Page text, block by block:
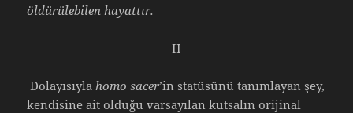
öldürülebilen hayattır.
II
Dolayısıyla homo sacer’in statüsünü tanımlayan şey,
kendisine ait olduğu varsayılan kutsalın orijinal